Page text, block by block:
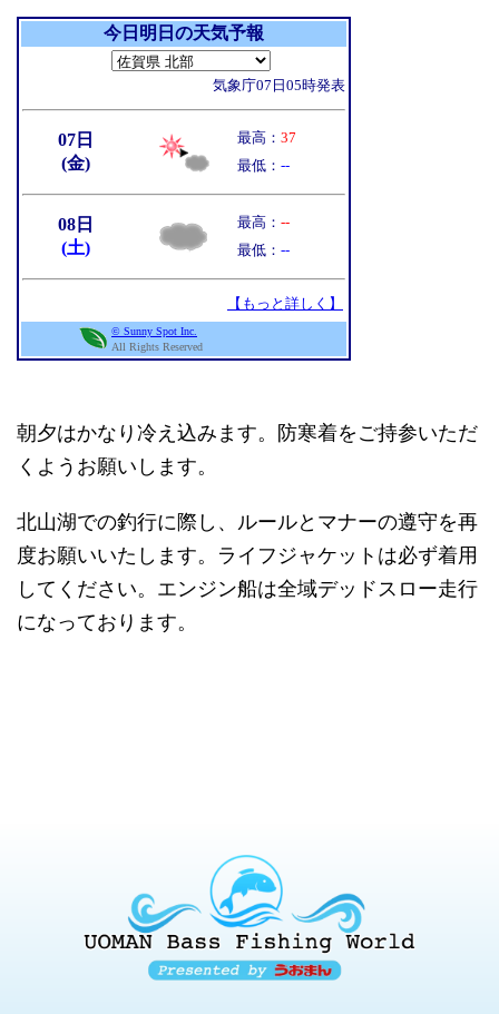
朝夕はかなり冷え込みます。防寒着をご持参いただ
くようお願いします。
北山湖での釣行に際し、ルールとマナーの遵守を再
度お願いいたします。ライフジャケットは必ず着用
してください。エンジン船は全域デッドスロー走行
になっております。